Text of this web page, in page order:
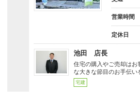
営業時間
定休日
池田 店長
住宅の購入やご売却は
な大きな節目のお手伝
宅建